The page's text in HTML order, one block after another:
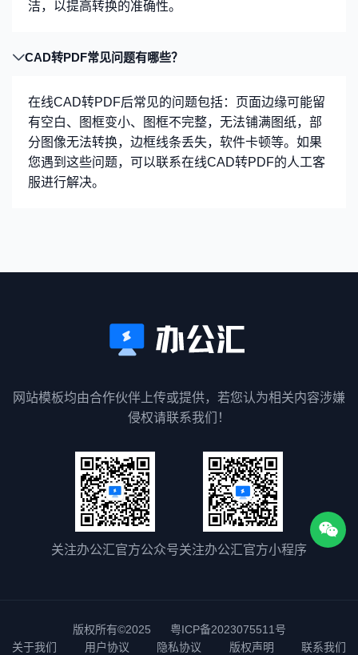
洁，以提高转换的准确性。
CAD转PDF常见问题有哪些？
在线CAD转PDF后常见的问题包括：页面边缘可能留
有空白、图框变小、图框不完整，无法铺满图纸，部
分图像无法转换，边框线条丢失，软件卡顿等。如果
您遇到这些问题，可以联系在线CAD转PDF的人工客
服进行解决。
网站模板均由合作伙伴上传或提供，若您认为相关内容涉嫌
侵权请联系我们！
关注办公汇官方公众号关注办公汇官方小程序
版权所有©2025
粤ICP备2023075511号
关于我们
用户协议 隐私协议 版权声明 联系我们